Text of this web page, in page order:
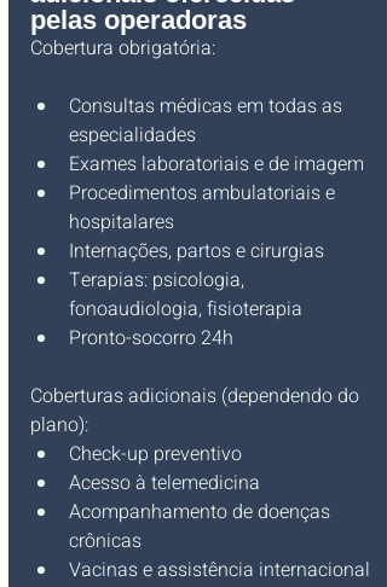
pelas operadoras
Cobertura obrigatória:
Consultas médicas em todas as
especialidades
Exames laboratoriais e de imagem
Procedimentos ambulatoriais e
hospitalares
Internações, partos e cirurgias
Terapias: psicologia,
fonoaudiologia, fisioterapia
Pronto-socorro 24h
Coberturas adicionais (dependendo do
plano):
Check-up preventivo
Acesso à telemedicina
Acompanhamento de doenças
crônicas
Vacinas e assistência internacional